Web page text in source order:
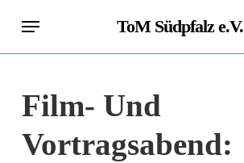
ToM Südpfalz e.V.
Menu
Film- Und
Vortragsabend: